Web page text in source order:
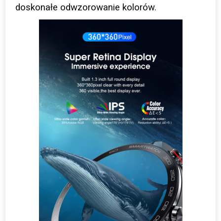
doskonałe odwzorowanie kolorów.